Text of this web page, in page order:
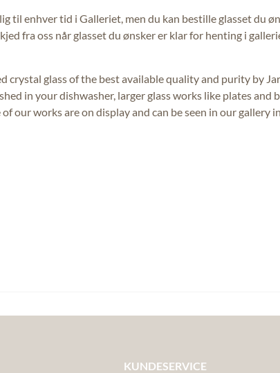
til enhver tid i Galleriet, men du kan bestille glasset du
fra oss når glasset du ønsker er klar for henting i
glass of the best available quality and purity by
in your dishwasher, larger glass works like plates
our works are on display and can be seen in our gallery
KUNDESERVICE